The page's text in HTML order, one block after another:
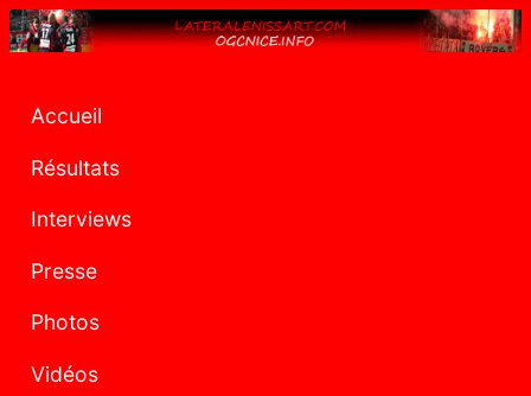
Accueil
Résultats
Interviews
Presse
Photos
Vidéos